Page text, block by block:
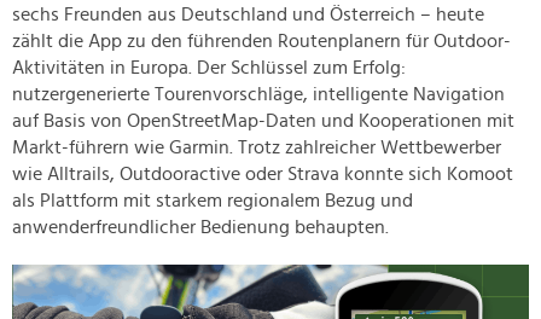
sechs Freunden aus Deutschland und Österreich – heute
zählt die App zu den führenden Routenplanern für Outdoor-
Aktivitäten in Europa. Der Schlüssel zum Erfolg:
nutzergenerierte Tourenvorschläge, intelligente Navigation
auf Basis von OpenStreetMap-Daten und Kooperationen mit
Markt-führern wie Garmin. Trotz zahlreicher Wettbewerber
wie Alltrails, Outdooractive oder Strava konnte sich Komoot
als Plattform mit starkem regionalem Bezug und
anwenderfreundlicher Bedienung behaupten.